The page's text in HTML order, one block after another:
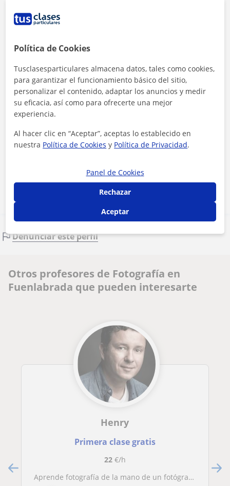
Al hacer clic, aceptas nuestroaviso legaly deprivacidad
Contactar ahora
Denunciar este perfil
Otros profesores de Fotografía en
Fuenlabrada que pueden interesarte
Henry
Primera clase gratis
22€/h
Aprende fotografía de la mano de un fotógrafo profesional con 25 años de experiencia en el medio
Política de Cookies
Tusclasesparticulares almacena datos, tales como cookies,
para garantizar el funcionamiento básico del sitio,
personalizar el contenido, adaptar los anuncios y medir
su eficacia, así como para ofrecerte una mejor
experiencia.
Al hacer clic en “Aceptar”, aceptas lo establecido en
nuestra Política de Cookies y Política de Privacidad.
Panel de Cookies
Rechazar
Aceptar